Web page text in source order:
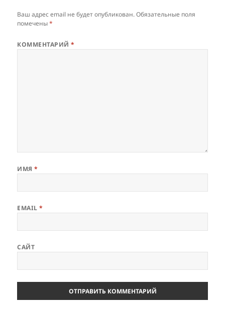
Ваш адрес email не будет опубликован. Обязательные поля
помечены*
КОММЕНТАРИЙ*
ИМЯ*
EMAIL*
САЙТ